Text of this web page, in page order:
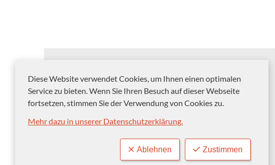
Diese Website verwendet Cookies, um Ihnen einen optimalen
Service zu bieten. Wenn Sie Ihren Besuch auf dieser Webseite
fortsetzen, stimmen Sie der Verwendung von Cookies zu.
Mehr dazu in unserer Datenschutzerklärung.
Ablehnen Zustimmen